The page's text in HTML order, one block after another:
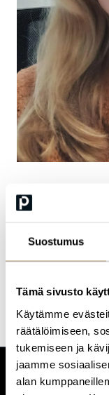
Suostumus
Tämä sivusto
Käytämme
räätälöimiseen,
tukemiseen ja
jaamme
alan
Noora
CUSTOMERCARE